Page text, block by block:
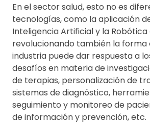
En el sector salud, esto no es
tecnologías, como la aplicación
Inteligencia Artificial y la
revolucionando también la forma
industria puede dar respuesta a
desafíos en materia de
de terapias, personalización de
sistemas de diagnóstico,
seguimiento y monitoreo de
de información y prevención, etc.